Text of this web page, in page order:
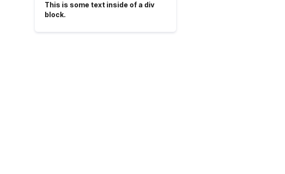
This is some text inside of a div
block.